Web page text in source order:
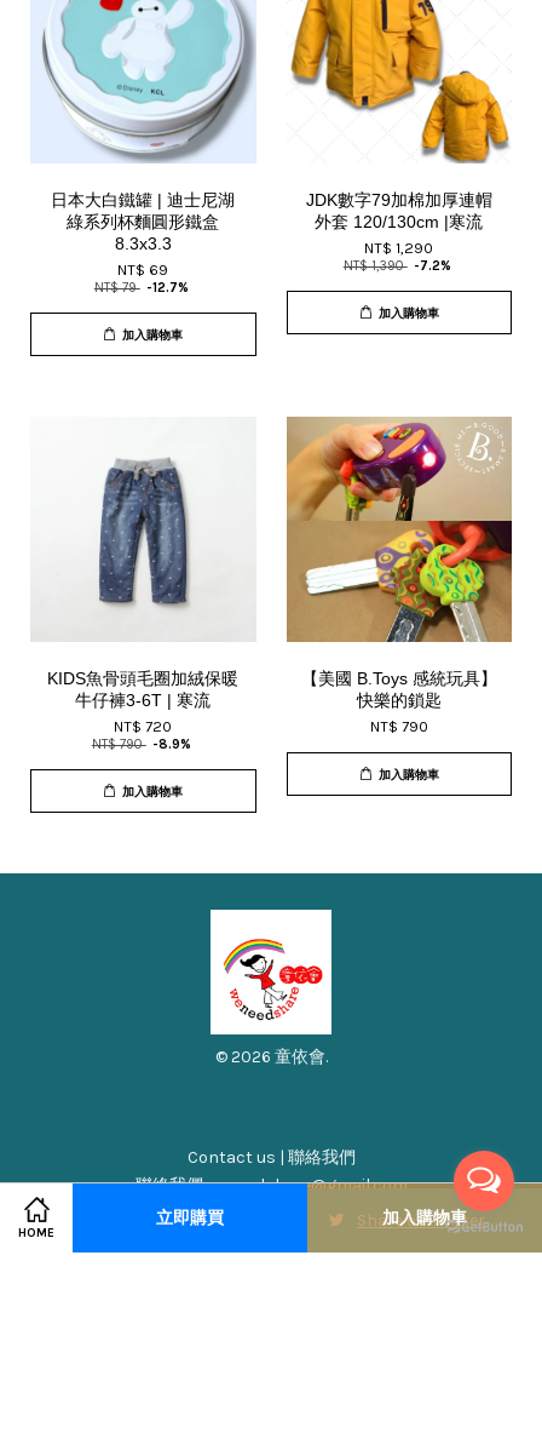
HOME
立即購買 加入購物車
日本大白鐵罐 | 迪士尼湖
綠系列杯麵圓形鐵盒
8.3x3.3
NT$ 69
NT$ 79 -12.7%
加入購物車
JDK數字79加棉加厚連帽
外套 120/130cm |寒流
NT$ 1,290
NT$ 1,390 -7.2%
加入購物車
KIDS魚骨頭毛圈加絨保暖
牛仔褲3-6T | 寒流
NT$ 720
NT$ 790 -8.9%
加入購物車
【美國 B.Toys 感統玩具】
快樂的鎖匙
NT$ 790
加入購物車
© 2026 童依會.
Contact us | 聯絡我們
聯絡我們 weneedshare@gmail.com
線上回覆時間12:00~21:00
Share on Facebook Share on Twitter